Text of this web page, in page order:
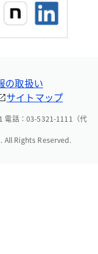
の取扱い
サイトマップ
電話：03-5321-1111（代
Rights Reserved.